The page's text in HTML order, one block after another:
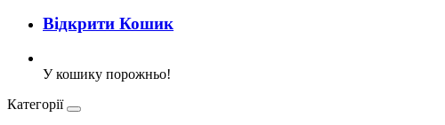
Відкрити Кошик
У кошику порожньо!
Категорії